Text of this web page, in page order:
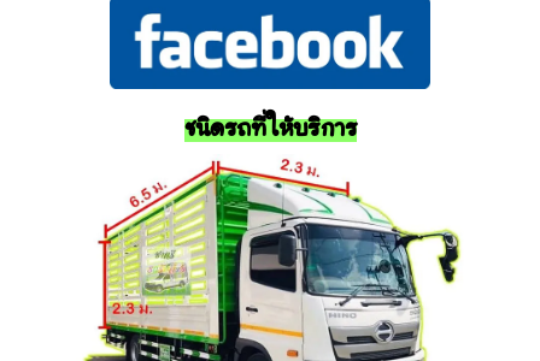
ชนิดรถที่ให้บริการ